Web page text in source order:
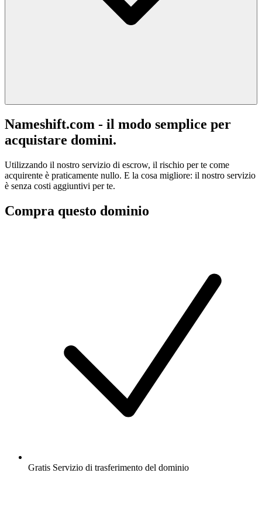
Nameshift.com - il modo semplice per
acquistare domini.
Utilizzando il nostro servizio di escrow, il rischio per te come
acquirente è praticamente nullo. E la cosa migliore: il nostro servizio
è senza costi aggiuntivi per te.
Compra questo dominio
Gratis Servizio di trasferimento del dominio